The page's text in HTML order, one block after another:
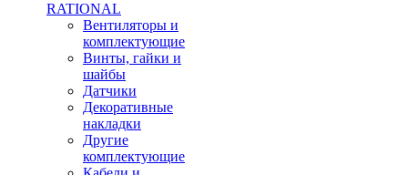
RATIONAL
Вентиляторы и
комплектующие
Винты, гайки и
шайбы
Датчики
Декоративные
накладки
Другие
комплектующие